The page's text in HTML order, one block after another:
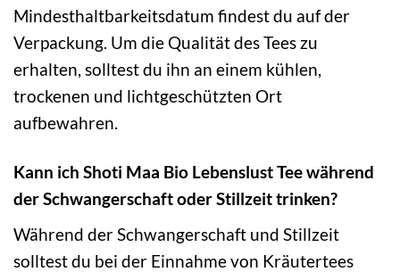
Mindesthaltbarkeitsdatum findest du auf der
Verpackung. Um die Qualität des Tees zu
erhalten, solltest du ihn an einem kühlen,
trockenen und lichtgeschützten Ort
aufbewahren.
Kann ich Shoti Maa Bio Lebenslust Tee während
der Schwangerschaft oder Stillzeit trinken?
Während der Schwangerschaft und Stillzeit
solltest du bei der Einnahme von Kräutertees